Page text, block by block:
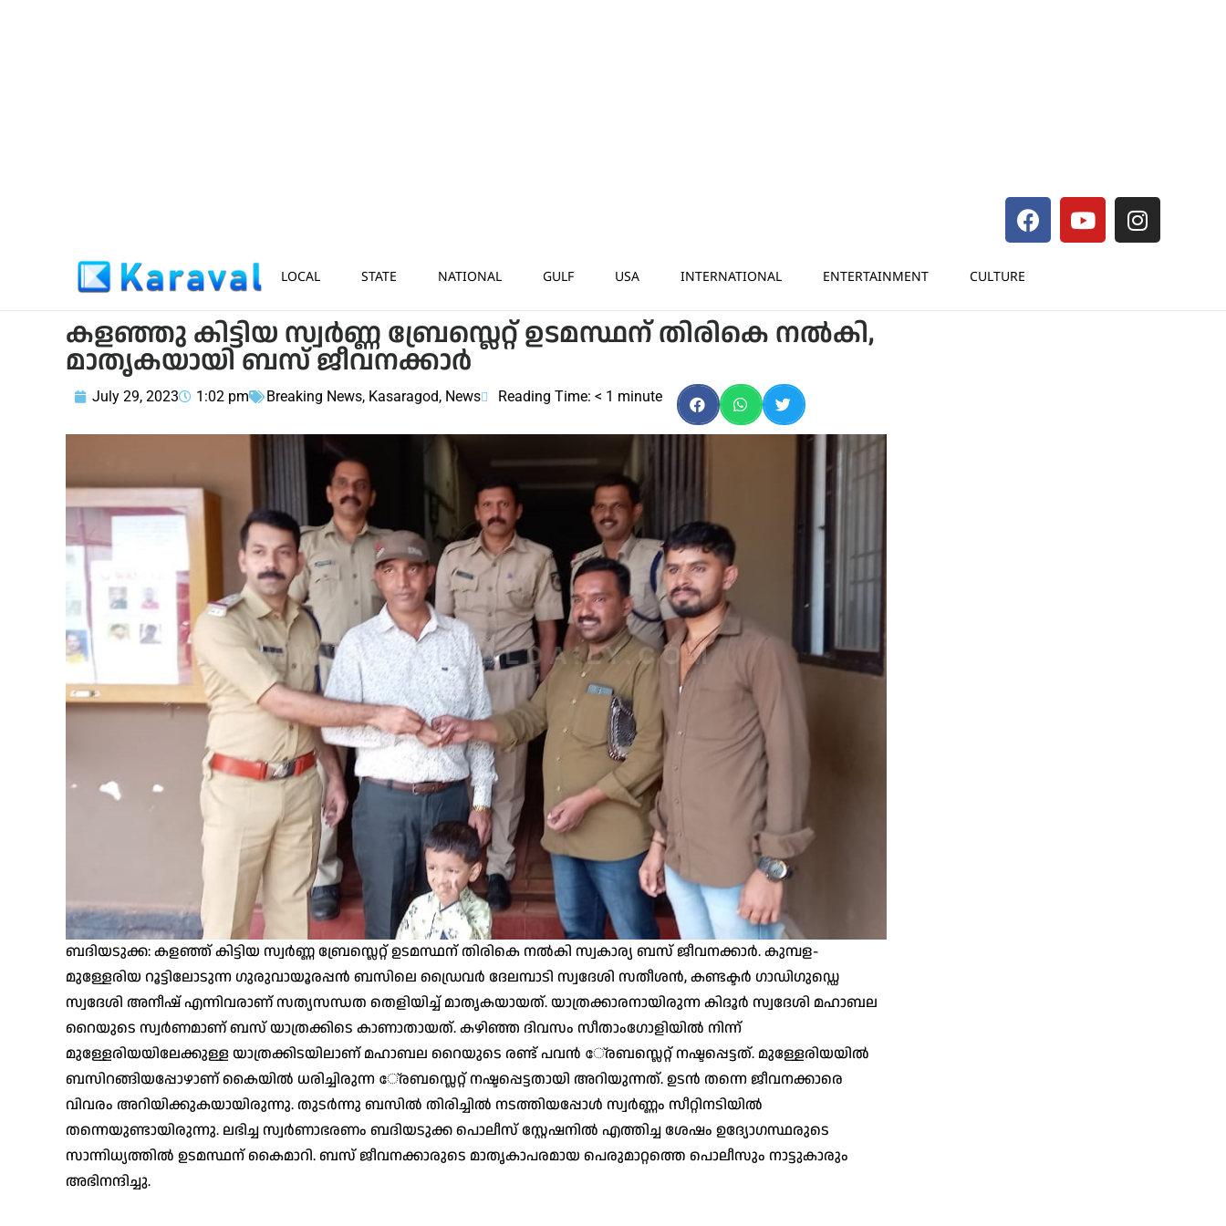
LOCAL STATE NATIONAL GULF USA INTERNATIONAL ENTERTAINMENT CULTURE
കളഞ്ഞു കിട്ടിയ സ്വര്‍ണ്ണ ബ്രേസ്ലെറ്റ് ഉടമസ്ഥന് തിരികെ നല്‍കി,
മാതൃകയായി ബസ് ജീവനക്കാര്‍
July 29, 2023 1:02 pm Breaking News, Kasaragod, News Reading Time: < 1 minute
ബദിയടുക്ക: കളഞ്ഞ് കിട്ടിയ സ്വര്‍ണ്ണ ബ്രേസ്ലെറ്റ് ഉടമസ്ഥന് തിരികെ നല്‍കി സ്വകാര്യ ബസ് ജീവനക്കാര്‍. കുമ്പള-
മുള്ളേരിയ റൂട്ടിലോടുന്ന ഗുരുവായൂരപ്പന്‍ ബസിലെ ഡ്രൈവര്‍ ദേലമ്പാടി സ്വദേശി സതീശന്‍, കണ്ടക്ടര്‍ ഗാഡിഗുഡ്ഡെ
സ്വദേശി അനീഷ് എന്നിവരാണ് സത്യസന്ധത തെളിയിച്ച് മാതൃകയായത്. യാത്രക്കാരനായിരുന്ന കിദൂര്‍ സ്വദേശി മഹാബല
റൈയുടെ സ്വര്‍ണമാണ് ബസ് യാത്രക്കിടെ കാണാതായത്. കഴിഞ്ഞ ദിവസം സീതാംഗോളിയില്‍ നിന്ന്
മുള്ളേരിയയിലേക്കുള്ള യാത്രക്കിടയിലാണ് മഹാബല റൈയുടെ രണ്ട് പവന്‍ േ്രബസ്ലെറ്റ് നഷ്ടപ്പെട്ടത്. മുള്ളേരിയയില്‍
ബസിറങ്ങിയപ്പോഴാണ് കൈയില്‍ ധരിച്ചിരുന്ന േ്രബസ്ലെറ്റ് നഷ്ടപ്പെട്ടതായി അറിയുന്നത്. ഉടന്‍ തന്നെ ജീവനക്കാരെ
വിവരം അറിയിക്കുകയായിരുന്നു. തുടര്‍ന്നു ബസില്‍ തിരിച്ചില്‍ നടത്തിയപ്പോള്‍ സ്വര്‍ണ്ണം സീറ്റിനടിയില്‍
തന്നെയുണ്ടായിരുന്നു. ലഭിച്ച സ്വര്‍ണാഭരണം ബദിയടുക്ക പൊലീസ് സ്റ്റേഷനില്‍ എത്തിച്ച ശേഷം ഉദ്യോഗസ്ഥരുടെ
സാന്നിധ്യത്തില്‍ ഉടമസ്ഥന് കൈമാറി. ബസ് ജീവനക്കാരുടെ മാതൃകാപരമായ പെരുമാറ്റത്തെ പൊലീസും നാട്ടുകാരും
അഭിനന്ദിച്ചു.